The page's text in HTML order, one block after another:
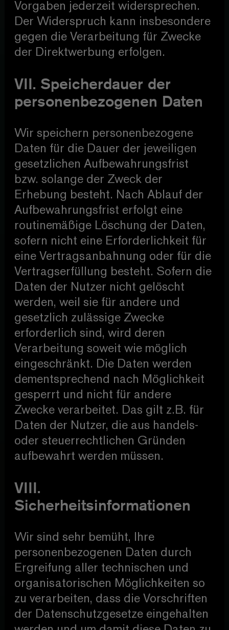
Vorgaben jederzeit widersprechen.
Der Widerspruch kann insbesondere
gegen die Verarbeitung für Zwecke
der Direktwerbung erfolgen.
VII. Speicherdauer der
personenbezogenen Daten
Wir speichern personenbezogene
Daten für die Dauer der jeweiligen
gesetzlichen Aufbewahrungsfrist
bzw. solange der Zweck der
Erhebung besteht. Nach Ablauf der
Aufbewahrungsfrist erfolgt eine
routinemäßige Löschung der Daten,
sofern nicht eine Erforderlichkeit für
eine Vertragsanbahnung oder für die
Vertragserfüllung besteht. Sofern die
Daten der Nutzer nicht gelöscht
werden, weil sie für andere und
gesetzlich zulässige Zwecke
erforderlich sind, wird deren
Verarbeitung soweit wie möglich
eingeschränkt. Die Daten werden
dementsprechend nach Möglichkeit
gesperrt und nicht für andere
Zwecke verarbeitet. Das gilt z.B. für
Daten der Nutzer, die aus handels-
oder steuerrechtlichen Gründen
aufbewahrt werden müssen.
VIII.
Sicherheitsinformationen
Wir sind sehr bemüht, Ihre
personenbezogenen Daten durch
Ergreifung aller technischen und
organisatorischen Möglichkeiten so
zu verarbeiten, dass die Vorschriften
der Datenschutzgesetze eingehalten